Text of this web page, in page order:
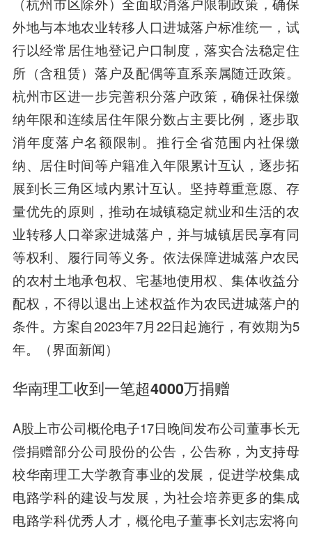
（杭州市区除外）全面取消落户限制政策，确保
外地与本地农业转移人口进城落户标准统一，试
行以经常居住地登记户口制度，落实合法稳定住
所（含租赁）落户及配偶等直系亲属随迁政策。
杭州市区进一步完善积分落户政策，确保社保缴
纳年限和连续居住年限分数占主要比例，逐步取
消年度落户名额限制。推行全省范围内社保缴
纳、居住时间等户籍准入年限累计互认，逐步拓
展到长三角区域内累计互认。坚持尊重意愿、存
量优先的原则，推动在城镇稳定就业和生活的农
业转移人口举家进城落户，并与城镇居民享有同
等权利、履行同等义务。依法保障进城落户农民
的农村土地承包权、宅基地使用权、集体收益分
配权，不得以退出上述权益作为农民进城落户的
条件。方案自2023年7月22日起施行，有效期为5
年。（界面新闻）
华南理工收到一笔超4000万捐赠
A股上市公司概伦电子17日晚间发布公司董事长无
偿捐赠部分公司股份的公告，公告称，为支持母
校华南理工大学教育事业的发展，促进学校集成
电路学科的建设与发展，为社会培养更多的集成
电路学科优秀人才，概伦电子董事长刘志宏将向